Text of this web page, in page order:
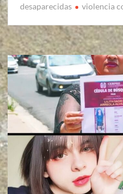
desaparecidas
violencia